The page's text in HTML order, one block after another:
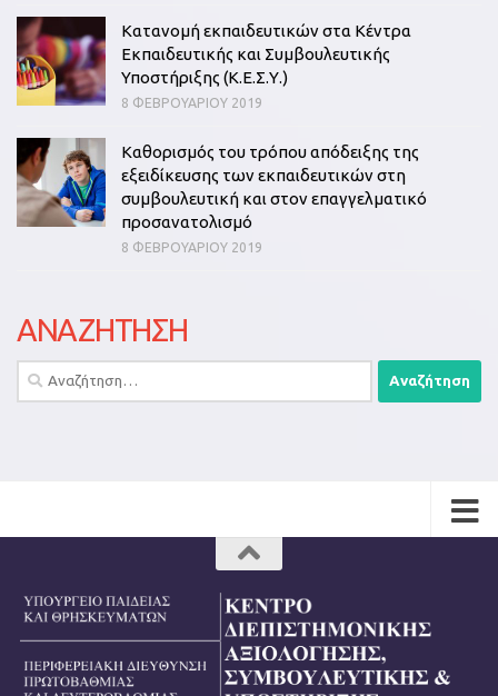
Κατανομή εκπαιδευτικών στα Κέντρα
Εκπαιδευτικής και Συμβουλευτικής
Υποστήριξης (Κ.Ε.Σ.Υ.)
8 ΦΕΒΡΟΥΑΡΊΟΥ 2019
Καθορισμός του τρόπου απόδειξης της
εξειδίκευσης των εκπαιδευτικών στη
συμβουλευτική και στον επαγγελματικό
προσανατολισμό
8 ΦΕΒΡΟΥΑΡΊΟΥ 2019
ΑΝΑΖΗΤΗΣΗ
Αναζήτηση